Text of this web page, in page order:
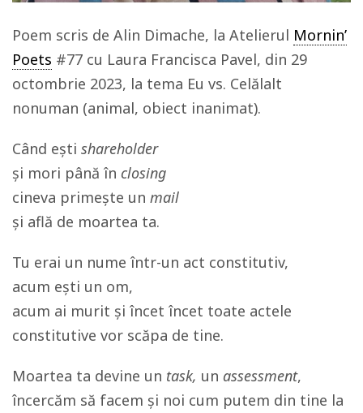
Poem scris de Alin Dimache, la Atelierul Mornin’
Poets #77 cu Laura Francisca Pavel, din 29
octombrie 2023, la tema Eu vs. Celălalt
nonuman (animal, obiect inanimat).
Când eşti shareholder
şi mori până în closing
cineva primeşte un mail
şi află de moartea ta.
Tu erai un nume într-un act constitutiv,
acum eşti un om,
acum ai murit şi încet încet toate actele
constitutive vor scăpa de tine.
Moartea ta devine un task, un assessment,
încercăm să facem şi noi cum putem din tine la